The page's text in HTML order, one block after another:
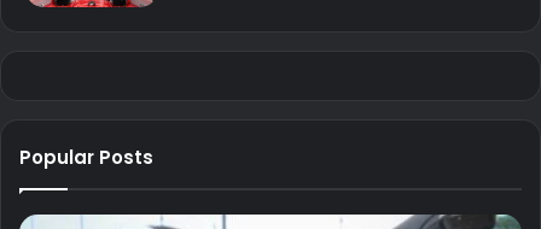
Popular Posts